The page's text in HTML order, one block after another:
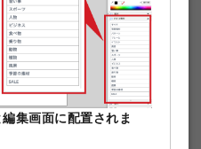
集画面に配置されま